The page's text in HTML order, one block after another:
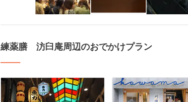
練薬膳 汸臼庵周辺のおでかけプラン